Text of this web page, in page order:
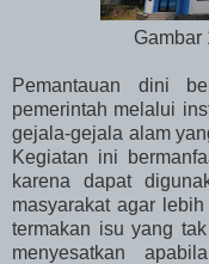
Gambar
Pemantauan dini
pemerintah melalui
gejala-gejala alam
Kegiatan ini
karena dapat
masyarakat agar
termakan isu yang
menyesatkan